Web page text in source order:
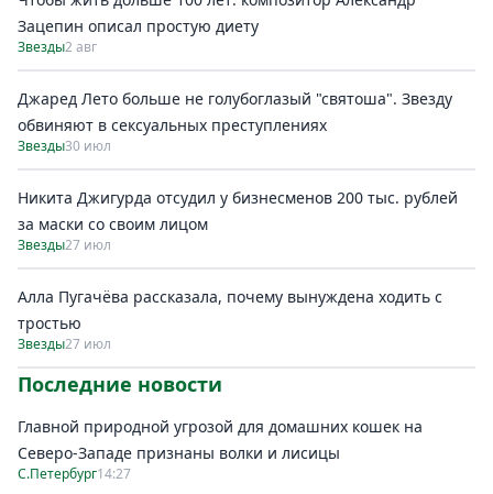
Зацепин описал простую диету
Звезды2 авг
Джаред Лето больше не голубоглазый "святоша". Звезду
обвиняют в сексуальных преступлениях
Звезды30 июл
Никита Джигурда отсудил у бизнесменов 200 тыс. рублей
за маски со своим лицом
Звезды27 июл
Алла Пугачёва рассказала, почему вынуждена ходить с
тростью
Звезды27 июл
Последние новости
Главной природной угрозой для домашних кошек на
Северо-Западе признаны волки и лисицы
С.Петербург14:27